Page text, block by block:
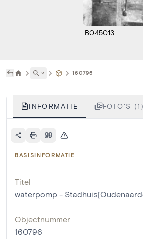
B045013
˅ 160796
INFORMATIE FOTO'S (1)
BASISINFORMATIE
Titel
waterpomp -
Objectnummer
160796